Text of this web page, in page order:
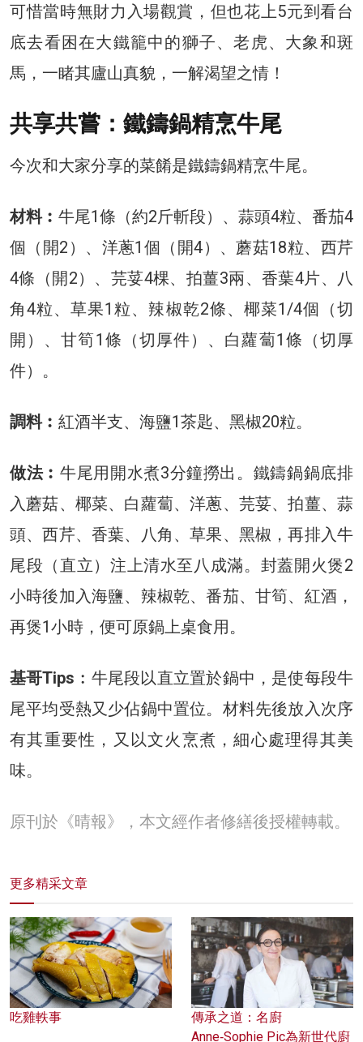
可惜當時無財力入場觀賞，但也花上5元到看台
底去看困在大鐵籠中的獅子、老虎、大象和斑
馬，一睹其廬山真貌，一解渴望之情！
共享共嘗：鐵鑄鍋精烹牛尾
今次和大家分享的菜餚是鐵鑄鍋精烹牛尾。
材料︰ 牛尾1條（約2斤斬段）、蒜頭4粒、番茄4
個（開2）、洋蔥1個（開4）、蘑菇18粒、西芹
4條（開2）、芫荽4棵、拍薑3兩、香葉4片、八
角4粒、草果1粒、辣椒乾2條、椰菜1/4個（切
開）、甘筍1條（切厚件）、白蘿蔔1條（切厚
件）。
調料︰ 紅酒半支、海鹽1茶匙、黑椒20粒。
做法︰ 牛尾用開水煮3分鐘撈出。鐵鑄鍋鍋底排
入蘑菇、椰菜、白蘿蔔、洋蔥、芫荽、拍薑、蒜
頭、西芹、香葉、八角、草果、黑椒，再排入牛
尾段（直立）注上清水至八成滿。封蓋開火煲2
小時後加入海鹽、辣椒乾、番茄、甘筍、紅酒，
再煲1小時，便可原鍋上桌食用。
基哥Tips ︰牛尾段以直立置於鍋中，是使每段牛
尾平均受熱又少佔鍋中置位。材料先後放入次序
有其重要性，又以文火烹煮，細心處理得其美
味。
原刊於《晴報》，本文經作者修繕後授權轉載。
更多精采文章
吃雞軼事
傳承之道：名廚
Anne‑Sophie Pic為新世代廚